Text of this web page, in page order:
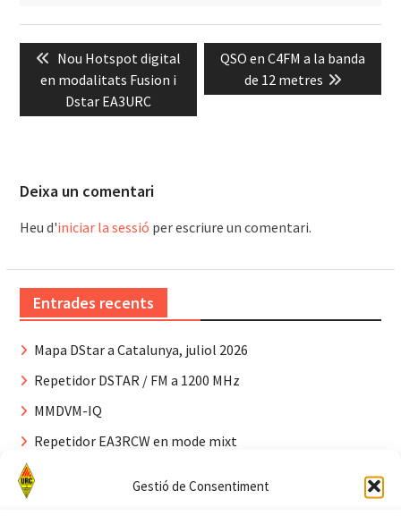
Gestió de Consentiment
d'entrades
Previous
post:
Nou Hotspot digital
en modalitats Fusion i
Dstar EA3URC
Next
post:
QSO en C4FM a la banda
de 12 metres
Deixa un comentari
Heu d'iniciar la sessió per escriure un comentari.
Entrades recents
Mapa DStar a Catalunya, juliol 2026
Repetidor DSTAR / FM a 1200 MHz
MMDVM-IQ
Repetidor EA3RCW en mode mixt
març 2026